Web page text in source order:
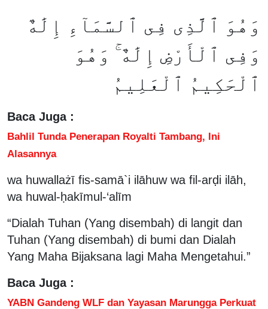
وَهُوَ ٱلَّذِى فِى ٱلسَّمَآءِ إِلَٰهٌ
وَفِى ٱلْأَرْضِ إِلَٰهٌ ۚ وَهُوَ
ٱلْحَكِيمُ ٱلْعَلِيمُ
Baca Juga :
Bahlil Tunda Penerapan Royalti Tambang, Ini
Alasannya
wa huwallażī fis-samā`i ilāhuw wa fil-arḍi ilāh,
wa huwal-ḥakīmul-‘alīm
“Dialah Tuhan (Yang disembah) di langit dan
Tuhan (Yang disembah) di bumi dan Dialah
Yang Maha Bijaksana lagi Maha Mengetahui.”
Baca Juga :
YABN Gandeng WLF dan Yayasan Marungga Perkuat